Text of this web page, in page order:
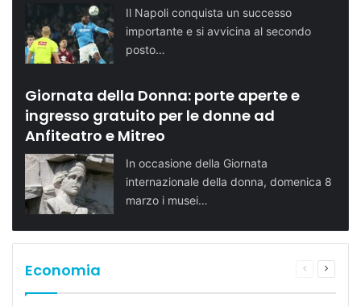
Il Napoli conquista un successo
importante e si avvicina al secondo
posto…
Giornata della Donna: porte aperte e
ingresso gratuito per le donne ad
Anfiteatro e Mitreo
In occasione della Giornata
internazionale della donna, domenica 8
marzo i musei…
Economia
Pagina